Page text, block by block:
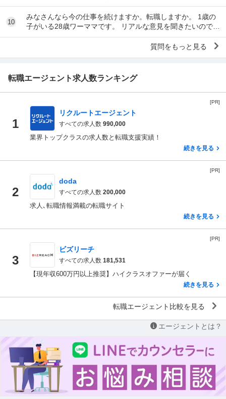
です。 このまま現在の職場で40代～50...
10
みなさんなら今の仕事を続けますか。転職しますか。 1歳の
子がいる28歳ワーママです。 リアルな意見を聞きたいので現
在もしくは過去ワーママだった方のみ、回...
質問をもっと見る
転職エージェント求人数ランキング
[PR]
1
リクルートエージェント
すべての求人数 990,000
業界トップクラスの求人数と転職支援実績！
続きを見る
[PR]
2
doda
すべての求人数 200,000
求人､転職情報満載の転職サイト
続きを見る
[PR]
3
ビズリーチ
すべての求人数 181,531
【現年収600万円以上推奨】ハイクラスオファーが届く
続きを見る
転職エージェント比較を見る
エージェントとは？